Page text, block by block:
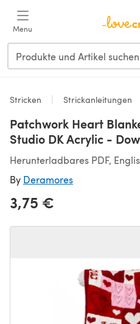
Menu
Stricken Strickanleitungen
Patchwork Heart
Studio DK Acrylic -
Herunterladbares PDF,
By Deramores
3,75 €